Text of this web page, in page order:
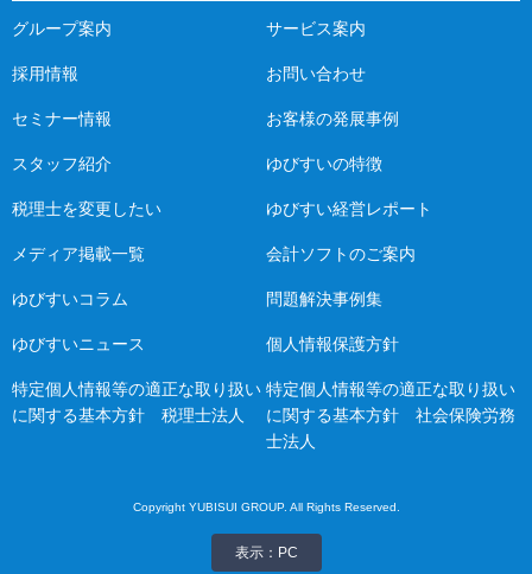
グループ案内 サービス案内
採用情報 お問い合わせ
セミナー情報 お客様の発展事例
スタッフ紹介 ゆびすいの特徴
税理士を変更したい ゆびすい経営レポート
メディア掲載一覧 会計ソフトのご案内
ゆびすいコラム 問題解決事例集
ゆびすいニュース 個人情報保護方針
特定個人情報等の適正な取り扱い
に関する基本方針 税理士法人
特定個人情報等の適正な取り扱い
に関する基本方針 社会保険労務
士法人
Copyright YUBISUI GROUP. All Rights Reserved.
表示：PC